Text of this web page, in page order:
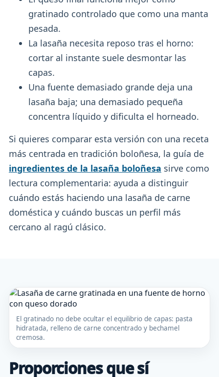
gratinado controlado que como una manta
pesada.
La lasaña necesita reposo tras el horno:
cortar al instante suele desmontar las
capas.
Una fuente demasiado grande deja una
lasaña baja; una demasiado pequeña
concentra líquido y dificulta el horneado.
Si quieres comparar esta versión con una receta
más centrada en tradición boloñesa, la guía de
ingredientes de la lasaña boloñesa sirve como
lectura complementaria: ayuda a distinguir
cuándo estás haciendo una lasaña de carne
doméstica y cuándo buscas un perfil más
cercano al ragú clásico.
El gratinado no debe ocultar el equilibrio de capas: pasta
hidratada, relleno de carne concentrado y bechamel
cremosa.
Proporciones que sí